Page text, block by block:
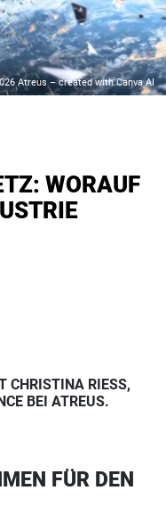
Atreus – created with Canva AI
WORAUF
CHRISTINA RIESS,
BEI ATREUS.
FÜR DEN